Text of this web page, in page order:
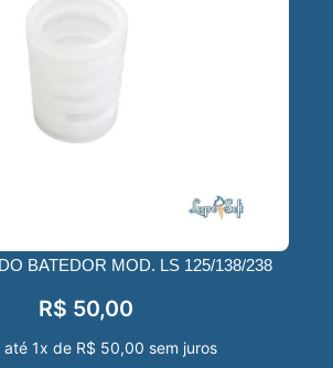
BATEDOR MOD. LS 125/138/238
R$ 50,00
até 1x de R$ 50,00 sem juros